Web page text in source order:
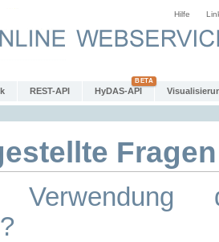
Hilfe
REST-API HyDAS-API